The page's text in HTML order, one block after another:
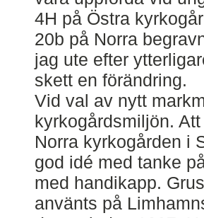
4H på Östra
20b på Norra
jag ute efter
skett en förändring.
Vid val av nytt
kyrkogårdsmiljön.
Norra kyrkogården i
god idé med tanke
med handikapp.
använts på